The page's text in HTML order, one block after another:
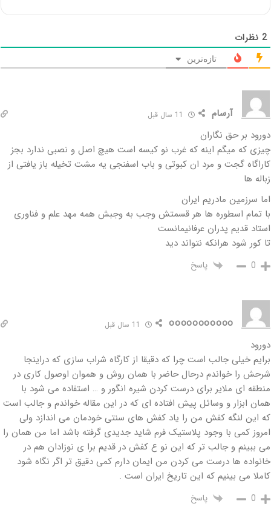
2 نظرات
تازه‌ترین
آرسام
دورود بر حق نگاران
چیزی که میگم اینه که غرب نو کیسه است هیچ اصل و نصبی ندارد بجز
کاراگاه گجت و مرد ان کبوتی و باب اسفنجی یه مشت تخیله باز یافتی از
زباله ها
اما سرزمین مادریم ایران
با تمام اسطوره ها هر قسمتش وجب به وجبش همه مهد علم و فناوری
استاد قدیم پدران عرفانیمانست
تا کور شود هرانکه نتواند دید
0 پاسخ
ooooooooooo
دورود
برایم خیلی جالب است چرا که دقیقا از کارگاه شراب سازی که دراینجا
شرحش را خواندم درحال حاضر با همان روش و هموان اوصول کاری در
منطقه ای ملایر برای درست کردن شیره انگور و … استفاده می شود با
همان ابزار و وسائل پیش افتاده ای که در این مقاله خواندم و جالب است
که این لنگه کفش من را یاد کفش های سنتی خودمان می اندازد ولی
امروز کمی با وجود پلاستیک فرم شاید جدیدی گرفته باشد اما من همان را
می ببینم و جالب تر که این نو ع کفش در قدیم برا ی نوزادان هم در
خانواده ها درست می کردن من ایمان دارم کمی دقیق تر اگر نگاه شود
کاملا می بینیم که این تاریخ ایران است .
0 پاسخ